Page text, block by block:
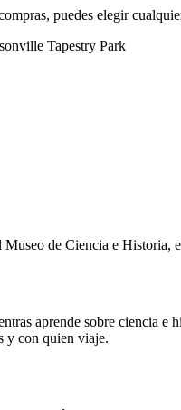
puedes elegir
Tapestry Park
de Ciencia e Historia,
aprende sobre ciencia
y con quien viaje.